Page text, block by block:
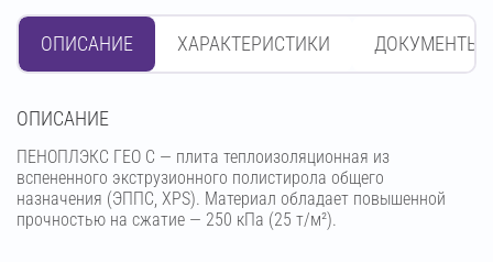
ОПИСАНИЕ ХАРАКТЕРИСТИКИ ДОКУМЕНТЫ
OПИСАНИЕ
ПЕНОПЛЭКС ГЕО С — плита теплоизоляционная из
вспененного экструзионного полистирола общего
назначения (ЭППС, XPS). Материал обладает повышенной
прочностью на сжатие — 250 кПа (25 т/м²).